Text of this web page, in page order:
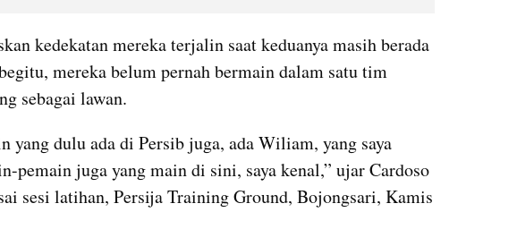
kedekatan mereka terjalin saat keduanya masih berada
mereka belum pernah bermain dalam satu tim
sebagai lawan.
yang dulu ada di Persib juga, ada Wiliam, yang saya
pemain juga yang main di sini, saya kenal,” ujar Cardoso
sesi latihan, Persija Training Ground, Bojongsari, Kamis